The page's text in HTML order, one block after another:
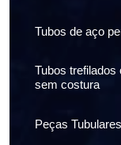
Tubos de aço
Tubos
sem costura
Peças Tubulares